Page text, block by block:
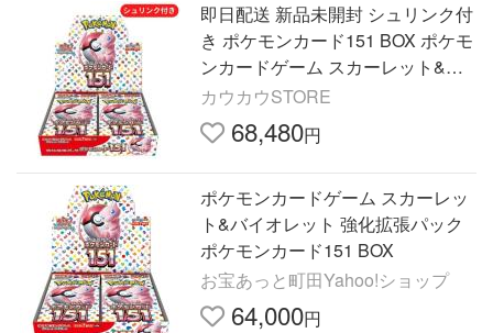
即日配送 新品未開封 シュリンク付
き ポケモンカード151 BOX ポケモ
ンカードゲーム スカーレット&バ
イオレット 強化拡張パック ポケカ
ボックス
カウカウSTORE
68,480円
ポケモンカードゲーム スカーレッ
ト&バイオレット 強化拡張パック
ポケモンカード151 BOX
お宝あっと町田Yahoo!ショップ
64,000円